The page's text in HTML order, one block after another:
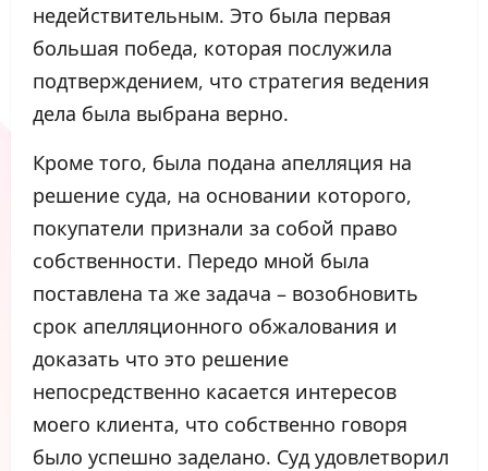
недействительным. Это была первая
большая победа, которая послужила
подтверждением, что стратегия ведения
дела была выбрана верно.
Кроме того, была подана апелляция на
решение суда, на основании которого,
покупатели признали за собой право
собственности. Передо мной была
поставлена та же задача – возобновить
срок апелляционного обжалования и
доказать что это решение
непосредственно касается интересов
моего клиента, что собственно говоря
было успешно заделано. Суд удовлетворил